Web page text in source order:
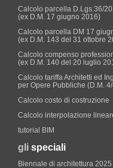
Calcolo parcella D.Lgs.36/
(ex D.M. 17 giugno 2016)
Calcolo parcella DM 17
(ex D.M. 143 del 31 ottobre
Calcolo compenso
(ex D.M. 140 del 20 luglio
Calcolo tariffa Architetti ed
per Opere Pubbliche (D.M.
Calcolo costo di costruzione
Calcolo interpolazione
tutorial BIM
gli speciali
Biennale di architettura 2025